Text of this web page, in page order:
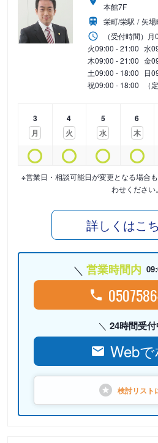
本館7F
栄町/栄駅
矢場
（受付時間） 月
火09:00 - 21:00 水
木09:00 - 21:00 金
土09:00 - 18:00 日
祝09:00 - 18:00 （
3
月
4
火
5
水
6
木
※営業日・相談可能日が変更となる場合
わせください。
詳しくはこ
営業時間内
24時間受
Web
検討リスト